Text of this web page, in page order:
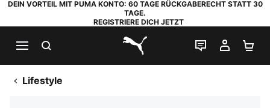
DEIN VORTEIL MIT PUMA KONTO: 60 TAGE RÜCKGABERECHT STATT 30
TAGE.
REGISTRIERE DICH JETZT
PUMA.com
LIVE-CHAT
MEIN
Lifestyle